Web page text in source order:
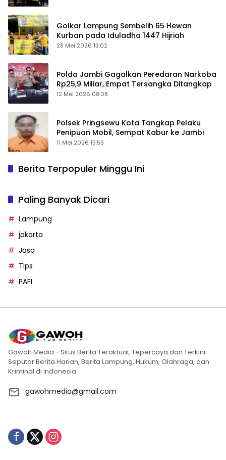
Golkar Lampung Sembelih 65 Hewan
Kurban pada Iduladha 1447 Hijriah
28 Mei 2026 13:02
Polda Jambi Gagalkan Peredaran Narkoba
Rp25,9 Miliar, Empat Tersangka Ditangkap
12 Mei 2026 08:08
Polsek Pringsewu Kota Tangkap Pelaku
Penipuan Mobil, Sempat Kabur ke Jambi
11 Mei 2026 15:53
Berita Terpopuler Minggu Ini
Paling Banyak Dicari
Lampung
jakarta
Jasa
Tips
PAFI
Gawoh Media - Situs Berita Teraktual, Tepercaya dan Terkini
Seputar Berita Harian, Berita Lampung, Hukum, Olahraga, dan
Kriminal di Indonesia
gawohmedia@gmail.com